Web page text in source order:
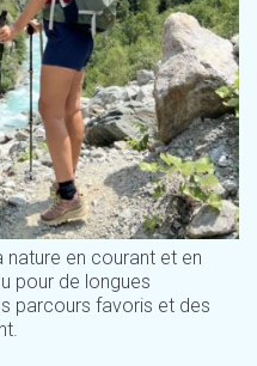
nature en courant et en
pour de longues
parcours favoris et des